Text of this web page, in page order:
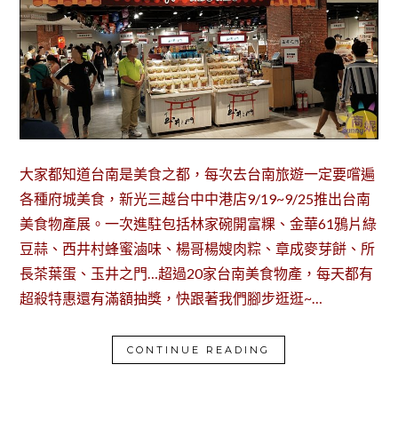
大家都知道台南是美食之都，每次去台南旅遊一定要嚐遍
各種府城美食，新光三越台中中港店9/19~9/25推出台南
美食物產展。一次進駐包括林家碗開富粿、金華61鴉片綠
豆蒜、西井村蜂蜜滷味、楊哥楊嫂肉粽、章成麥芽餅、所
長茶葉蛋、玉井之門…超過20家台南美食物產，每天都有
超殺特惠還有滿額抽獎，快跟著我們腳步逛逛~…
CONTINUE READING